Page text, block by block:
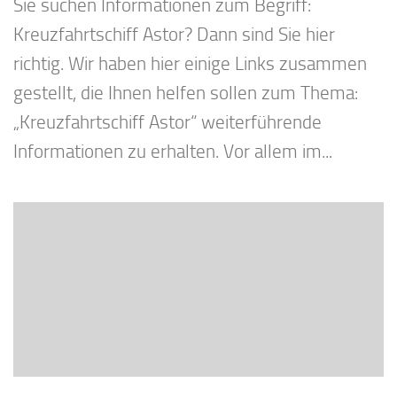
Sie suchen Informationen zum Begriff:
Kreuzfahrtschiff Astor? Dann sind Sie hier
richtig. Wir haben hier einige Links zusammen
gestellt, die Ihnen helfen sollen zum Thema:
„Kreuzfahrtschiff Astor“ weiterführende
Informationen zu erhalten. Vor allem im...